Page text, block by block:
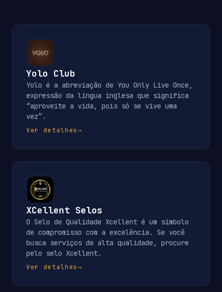
Yolo Club
Yolo é a abreviação de You Only Live Once,
expressão da língua inglesa que significa
“aproveite a vida, pois só se vive uma
vez”.
Ver detalhes→
XCellent Selos
O Selo de Qualidade Xcellent é um símbolo
de compromisso com a excelência. Se você
busca serviços de alta qualidade, procure
pelo selo Xcellent.
Ver detalhes→